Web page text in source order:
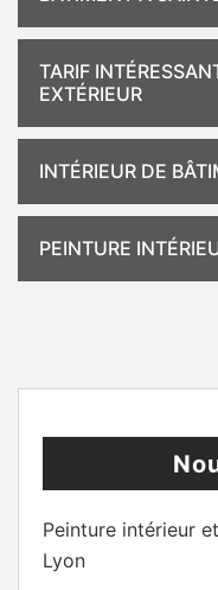
TARIF
EXTÉRIEUR
INTÉRIEUR DE
PEINTURE
Peinture intérieur
Lyon